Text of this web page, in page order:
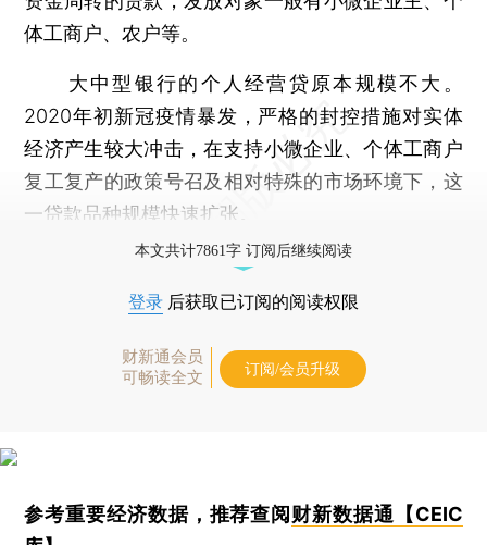
体工商户、农户等。
大中型银行的个人经营贷原本规模不大。
2020年初新冠疫情暴发，严格的封控措施对实体
经济产生较大冲击，在支持小微企业、个体工商户
复工复产的政策号召及相对特殊的市场环境下，这
一贷款品种规模快速扩张。
本文共计7861字 订阅后继续阅读
登录 后获取已订阅的阅读权限
财新通会员
可畅读全文
订阅/会员升级
参考重要经济数据，推荐查阅财新数据通【CEIC